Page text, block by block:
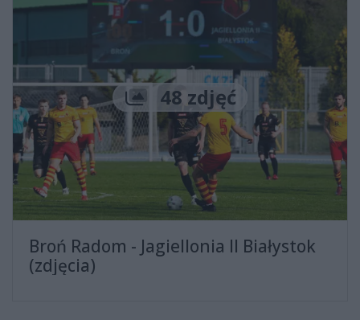
Liczba zdjęć
48 zdjęć
Broń Radom - Jagiellonia II Białystok
(zdjęcia)